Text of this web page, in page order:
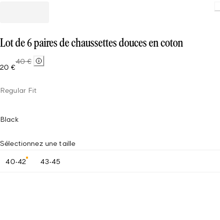
Lot de 6 paires de chaussettes douces en coton
20 €
40 €
Regular Fit
Black
Sélectionnez une taille
40-42 43-45